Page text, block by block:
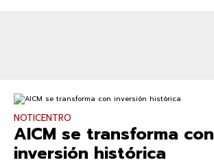
NOTICENTRO
AICM se transforma con
inversión histórica